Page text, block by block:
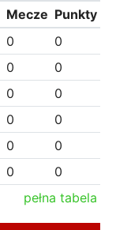
Mecze Punkty
0
0
0
0
0
0
0
0
0
0
0
0
pełna tabela